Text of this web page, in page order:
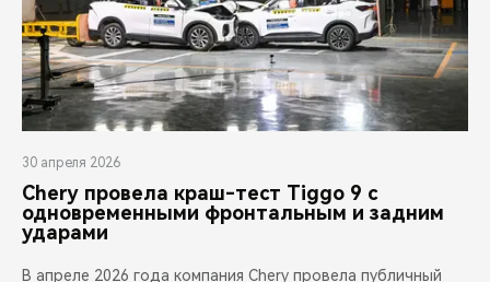
30 апреля 2026
Chery провела краш-тест Tiggo 9 с
одновременными фронтальным и задним
ударами
В апреле 2026 года компания Chery провела публичный